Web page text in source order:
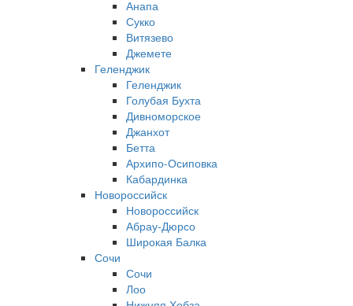
Анапа
Сукко
Витязево
Джемете
Геленджик
Геленджик
Голубая Бухта
Дивноморское
Джанхот
Бетта
Архипо-Осиповка
Кабардинка
Новороссийск
Новороссийск
Абрау-Дюрсо
Широкая Балка
Сочи
Сочи
Лоо